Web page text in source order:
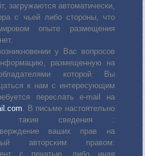
загружаются автоматически,
с чьей либо стороны, что
опыте размещения
у Вас вопросов
размещенную на
которой Вы
к нам с интересующим
переслать е-mail на
. В письме настоятельно
такие сведения :
ваших прав на
авторским правом:
с печатью, либо иная